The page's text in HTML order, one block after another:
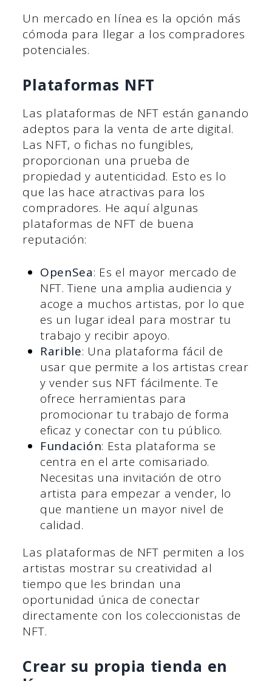
Un mercado en línea es la opción más
cómoda para llegar a los compradores
potenciales.
Plataformas NFT
Las plataformas de NFT están ganando
adeptos para la venta de arte digital.
Las NFT, o fichas no fungibles,
proporcionan una prueba de
propiedad y autenticidad. Esto es lo
que las hace atractivas para los
compradores. He aquí algunas
plataformas de NFT de buena
reputación:
OpenSea: Es el mayor mercado de
NFT. Tiene una amplia audiencia y
acoge a muchos artistas, por lo que
es un lugar ideal para mostrar tu
trabajo y recibir apoyo.
Rarible: Una plataforma fácil de
usar que permite a los artistas crear
y vender sus NFT fácilmente. Te
ofrece herramientas para
promocionar tu trabajo de forma
eficaz y conectar con tu público.
Fundación: Esta plataforma se
centra en el arte comisariado.
Necesitas una invitación de otro
artista para empezar a vender, lo
que mantiene un mayor nivel de
calidad.
Las plataformas de NFT permiten a los
artistas mostrar su creatividad al
tiempo que les brindan una
oportunidad única de conectar
directamente con los coleccionistas de
NFT.
Crear su propia tienda en